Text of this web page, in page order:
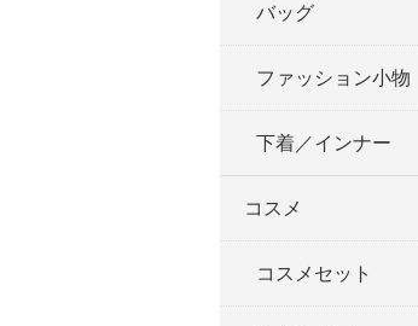
バッグ
ファッション小物
下着／インナー
コスメ
コスメセット